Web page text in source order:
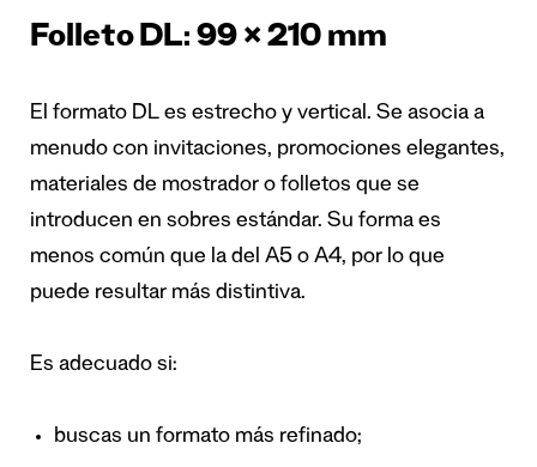
Folleto DL: 99 × 210 mm
El formato DL es estrecho y vertical. Se asocia a
menudo con invitaciones, promociones elegantes,
materiales de mostrador o folletos que se
introducen en sobres estándar. Su forma es
menos común que la del A5 o A4, por lo que
puede resultar más distintiva.
Es adecuado si:
buscas un formato más refinado;